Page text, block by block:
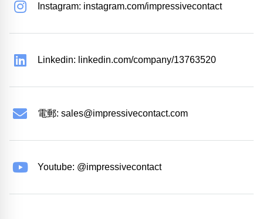
Instagram: instagram.com/impressivecontact
Linkedin: linkedin.com/company/13763520
電郵: sales@impressivecontact.com
Youtube: @impressivecontact